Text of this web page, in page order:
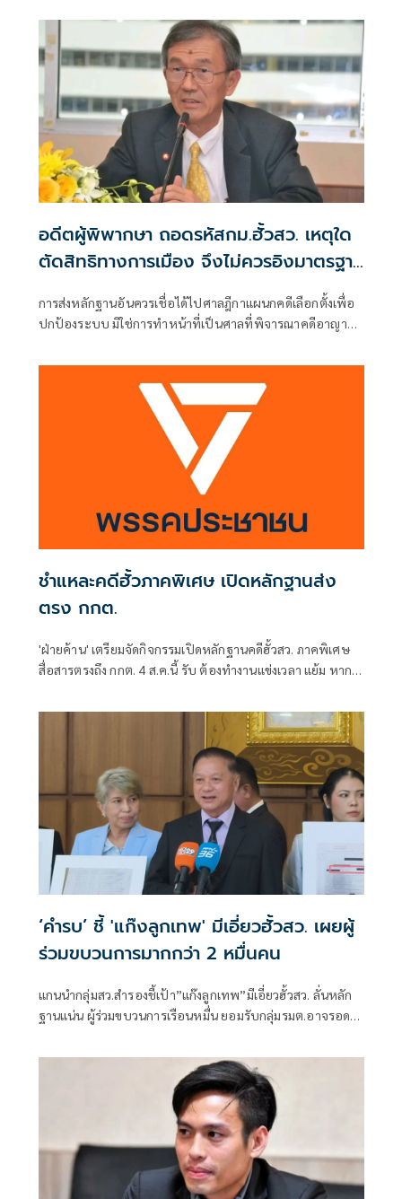
บริหารท้องถิ่น (ขอให้มีการเลือกตั้ง นายก อบจ.ใหม่)
อดีตผู้พิพากษา ถอดรหัสกม.ฮั้วสว. เหตุใด
ตัดสิทธิทางการเมือง จึงไม่ควรอิงมาตรฐาน
เดียวกับคดีอาญา
การส่งหลักฐานอันควรเชื่อได้ไปศาลฎีกาแผนกคดีเลือกตั้งเพื่อ
ปกป้องระบบ มิใช่การทำหน้าที่เป็นศาลที่พิจารณาคดีอาญา
ชำแหละคดีฮั้วภาคพิเศษ เปิดหลักฐานส่ง
ตรง กกต.
'ฝ่ายค้าน' เตรียมจัดกิจกรรมเปิดหลักฐานคดีฮั้วสว. ภาคพิเศษ
สื่อสารตรงถึง กกต. 4 ส.ค.นี้ รับ ต้องทำงานแข่งเวลา แย้ม หาก
การปฏิบัติหน้าที่หรือไม่
‘คำรบ’ ชี้ 'แก๊งลูกเทพ' มีเอี่ยวฮั้วสว. เผยผู้
ร่วมขบวนการมากกว่า 2 หมื่นคน
แกนนำกลุ่มสว.สำรองชี้เป้า”แก๊งลูกเทพ”มีเอี่ยวฮั้วสว. ลั่นหลัก
ฐานแน่น ผู้ร่วมขบวนการเรือนหมื่น ยอมรับกลุ่มรมต.อาจรอด
ส่งศาลฎีกาสอย 138 สว.โดนร้องเอาผิดติดคุก!